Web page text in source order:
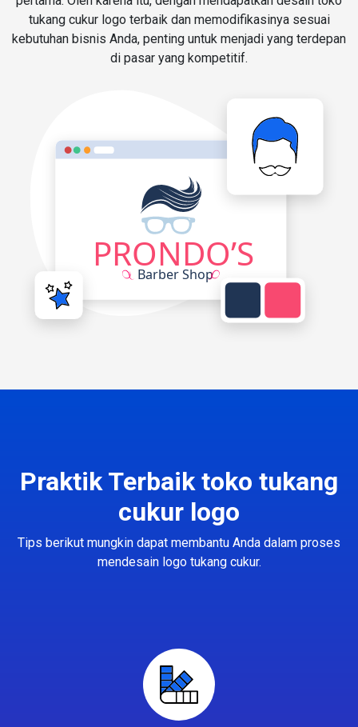
tukang cukur logo terbaik dan memodifikasinya sesuai
kebutuhan bisnis Anda, penting untuk menjadi yang terdepan
di pasar yang kompetitif.
Praktik Terbaik toko tukang
cukur logo
Tips berikut mungkin dapat membantu Anda dalam proses
mendesain logo tukang cukur.